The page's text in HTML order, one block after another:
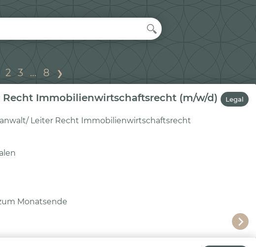
2 3 … 8 ❯
Immobilienwirtschaftsrecht (m/w/d) Legal
Leiter Recht Immobilienwirtschaftsrecht
Monatsende